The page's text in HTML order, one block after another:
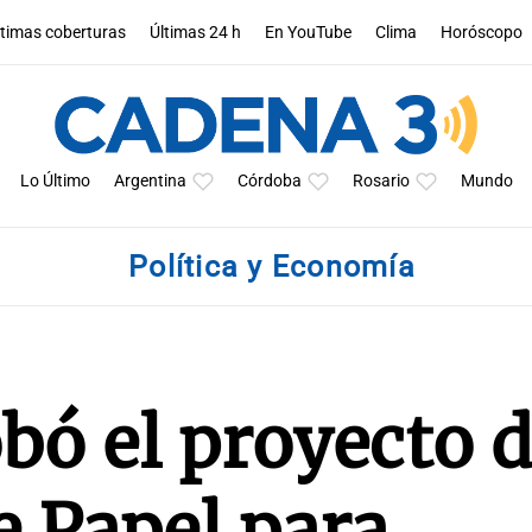
coberturas Últimas 24 h En YouTube Clima Horóscopo
Lo Último Argentina Córdoba Rosario Mundo
Política y Economía
el proyecto